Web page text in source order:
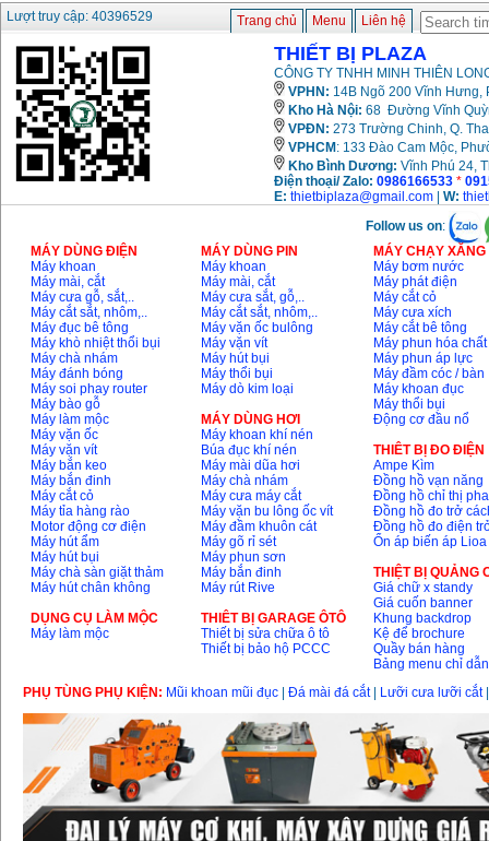
Lượt truy cập: 40396529
Trang chủ Menu Liên hệ
THIẾT BỊ PLAZA
CÔNG TY TNHH MINH THIÊN
VPHN: 14B Ngõ 200 Vĩnh Hưng,
Kho Hà Nội: 68 Đường Vĩnh
VPĐN: 273 Trường Chinh, Q.
VPHCM : 133 Đào Cam Mộc,
Kho Bình Dương: Vĩnh Phú 24,
Điện thoại/ Zalo: 0986166533 *
E: thietbiplaza@gmail.com W:
Follow us on:
MÁY DÙNG ĐIỆN
Máy khoan
Máy mài, cắt
Máy cưa gỗ, sắt,..
Máy cắt sắt, nhôm,..
Máy đục bê tông
Máy khò nhiệt thổi bụi
Máy chà nhám
Máy đánh bóng
Máy soi phay router
Máy bào gỗ
Máy làm mộc
Máy vặn ốc
Máy vặn vít
Máy bắn keo
Máy bắn đinh
Máy cắt cỏ
Máy tỉa hàng rào
Motor động cơ điện
Máy hút ẩm
Máy hút bụi
Máy chà sàn giặt thảm
Máy hút chân không
DỤNG CỤ LÀM MỘC
Máy làm mộc
MÁY DÙNG PIN
Máy khoan
Máy mài, cắt
Máy cưa sắt, gỗ,..
Máy cắt sắt, nhôm,..
Máy vặn ốc bulông
Máy vặn vít
Máy hút bụi
Máy thổi bụi
Máy dò kim loại
MÁY DÙNG HƠI
Máy khoan khí nén
Búa đục khí nén
Máy mài dũa hơi
Máy chà nhám
Máy cưa máy cắt
Máy vặn bu lông ốc vít
Máy đầm khuôn cát
Máy gõ rỉ sét
Máy phun sơn
Máy bắn đinh
Máy rút Rive
THIÊT BỊ GARAGE ÔTÔ
Thiết bị sửa chữa ô tô
Thiết bị bảo hộ PCCC
MÁY CHẠY
Máy bơm nước
Máy phát điện
Máy cắt cỏ
Máy cưa xích
Máy cắt bê tông
Máy phun hóa chất
Máy phun áp lực
Máy đầm cóc / bàn
Máy khoan đục
Máy thổi bụi
Động cơ đầu nổ
THIÊT BỊ ĐO ĐIỆN
Ampe Kìm
Đồng hồ vạn năng
Đồng hồ chỉ thị pha
Đồng hồ đo trở
Đồng hồ đo điện
Ổn áp biến áp Lioa
THIỆT BỊ QUẢNG
Giá chữ x standy
Giá cuốn banner
Khung backdrop
Kệ để brochure
Quầy bán hàng
Bảng menu chỉ dẫn
PHỤ TÙNG PHỤ KIỆN: Mũi khoan mũi đục Đá mài đá cắt| Lưỡi cưa lưỡi cắt